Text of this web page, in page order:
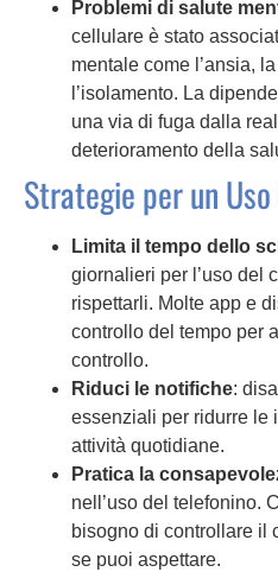
Problemi di salute
cellulare è stato
mentale come l’ansia,
l’isolamento. La
una via di fuga dalla
deterioramento della
Strategie per un
Limita il tempo dello
giornalieri per l’uso del
rispettarli. Molte app e
controllo del tempo per
controllo.
Riduci le notifiche:
essenziali per ridurre le
attività quotidiane.
Pratica la
nell’uso del telefonino.
bisogno di controllare il
se puoi aspettare.